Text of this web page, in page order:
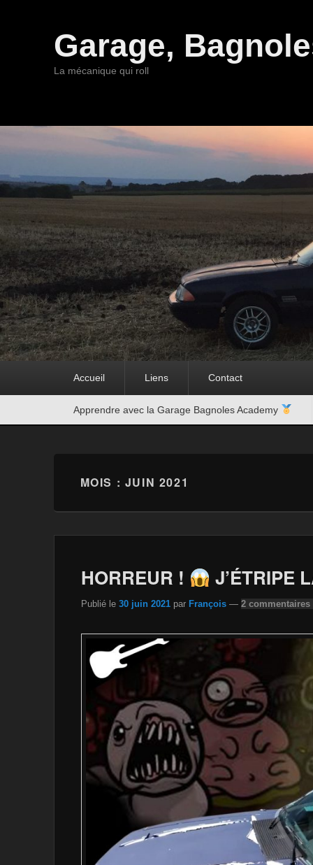
Garage,
La mécanique qui roll
Accueil Liens Contact
Apprendre avec la Garage Bagnoles Academy
MOIS : JUIN 2021
HORREUR ! J’ÉTRIPE
Publié le 30 juin 2021 par François — 2 commentaires